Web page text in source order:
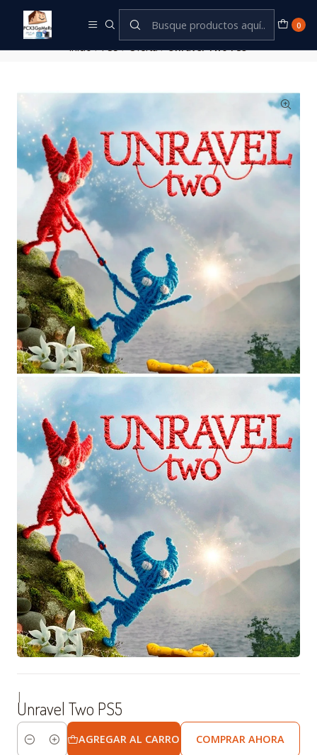
0
Inicio PS5 Oferta Unravel Two PS5
|
Unravel Two PS5
Cantidad
AGREGAR AL CARRO COMPRAR AHORA